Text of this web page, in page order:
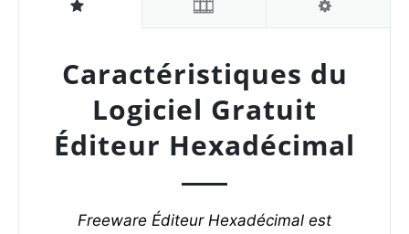
Caractéristiques du
Logiciel Gratuit
Éditeur Hexadécimal
Freeware Éditeur Hexadécimal est